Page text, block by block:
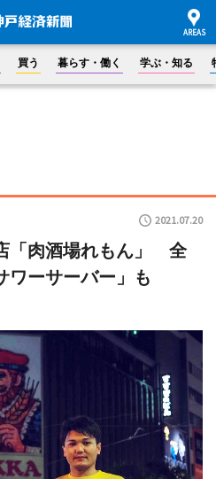
買う 暮らす・働く 学ぶ・知る
2021.07.20
「肉酒場れもん」 全
ワーサーバー」も